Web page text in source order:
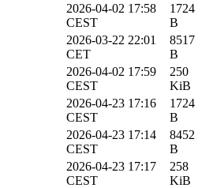
2026-04-02 17:58
CEST
1724
B
2026-03-22 22:01
CET
8517
B
2026-04-02 17:59
CEST
250
KiB
2026-04-23 17:16
CEST
1724
B
2026-04-23 17:14
CEST
8452
B
2026-04-23 17:17
CEST
258
KiB